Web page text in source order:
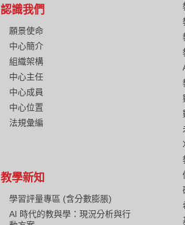
認識我們
願景使命
中心簡介
組織架構
中心主任
中心成員
中心位置
法規彙編
教學新知
學習評量專區 (含分數膨脹)
AI 時代的教與學：現況分析與行